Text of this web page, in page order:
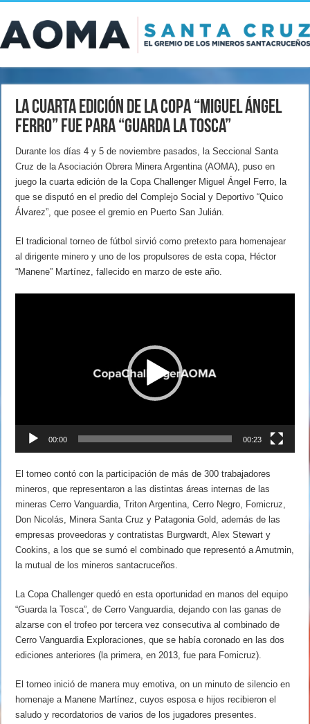
La cuarta edición de la Copa “Miguel Ángel
Ferro” fue para “Guarda la Tosca”
Durante los días 4 y 5 de noviembre pasados, la Seccional Santa
Cruz de la Asociación Obrera Minera Argentina (AOMA), puso en
juego la cuarta edición de la Copa Challenger Miguel Ángel Ferro, la
que se disputó en el predio del Complejo Social y Deportivo “Quico
Álvarez”, que posee el gremio en Puerto San Julián.
El tradicional torneo de fútbol sirvió como pretexto para homenajear
al dirigente minero y uno de los propulsores de esta copa, Héctor
“Manene” Martínez, fallecido en marzo de este año.
00:00 00:23
El torneo contó con la participación de más de 300 trabajadores
mineros, que representaron a las distintas áreas internas de las
mineras Cerro Vanguardia, Triton Argentina, Cerro Negro, Fomicruz,
Don Nicolás, Minera Santa Cruz y Patagonia Gold, además de las
empresas proveedoras y contratistas Burgwardt, Alex Stewart y
Cookins, a los que se sumó el combinado que representó a Amutmin,
la mutual de los mineros santacruceños.
La Copa Challenger quedó en esta oportunidad en manos del equipo
“Guarda la Tosca”, de Cerro Vanguardia, dejando con las ganas de
alzarse con el trofeo por tercera vez consecutiva al combinado de
Cerro Vanguardia Exploraciones, que se había coronado en las dos
ediciones anteriores (la primera, en 2013, fue para Fomicruz).
El torneo inició de manera muy emotiva, on un minuto de silencio en
homenaje a Manene Martínez, cuyos esposa e hijos recibieron el
saludo y recordatorios de varios de los jugadores presentes.